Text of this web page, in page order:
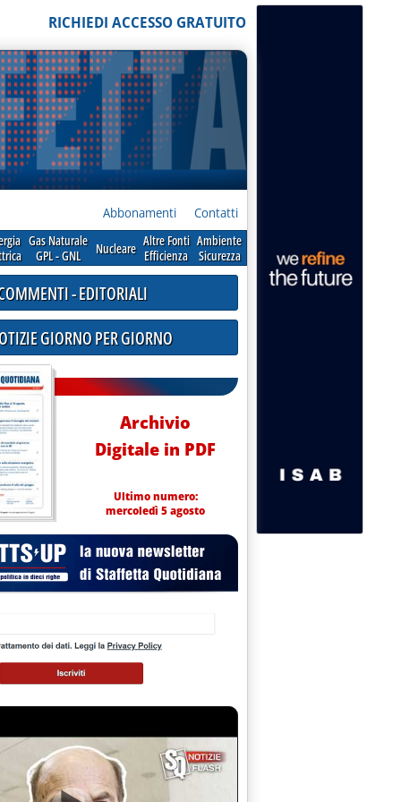
RICHIEDI ACCESSO GRATUITO
Abbonamenti Contatti
Gas Naturale
GPL - GNL
Nucleare Altre Fonti
Efficienza
Ambiente
Sicurezza
- EDITORIALI
GIORNO PER GIORNO
Archivio
Digitale in PDF
Ultimo numero:
mercoledì 5 agosto